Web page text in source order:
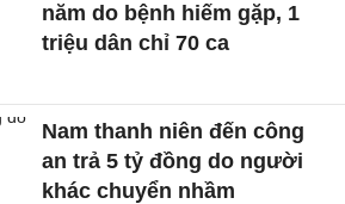
năm do bệnh hiếm gặp, 1
triệu dân chỉ 70 ca
Nam thanh niên đến công
an trả 5 tỷ đồng do người
khác chuyển nhầm